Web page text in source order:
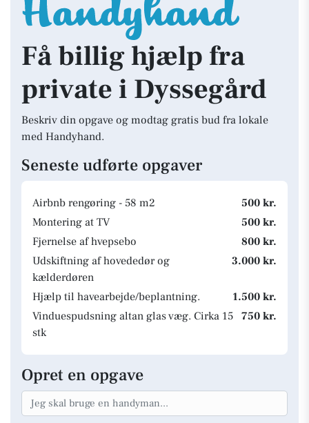
Få billig hjælp fra
private i Dyssegård
Beskriv din opgave og modtag gratis bud fra lokale
med Handyhand.
Seneste udførte opgaver
Airbnb rengøring - 58 m2
500 kr.
Montering at TV
500 kr.
Fjernelse af hvepsebo
800 kr.
Udskiftning af hovededør og
kælderdøren
3.000 kr.
Hjælp til havearbejde/beplantning.
1.500 kr.
Vinduespudsning altan glas væg. Cirka 15
stk
750 kr.
Opret en opgave